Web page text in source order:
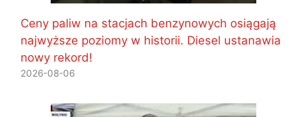
Ceny paliw na stacjach benzynowych osiągają
najwyższe poziomy w historii. Diesel ustanawia
nowy rekord!
2026-08-06